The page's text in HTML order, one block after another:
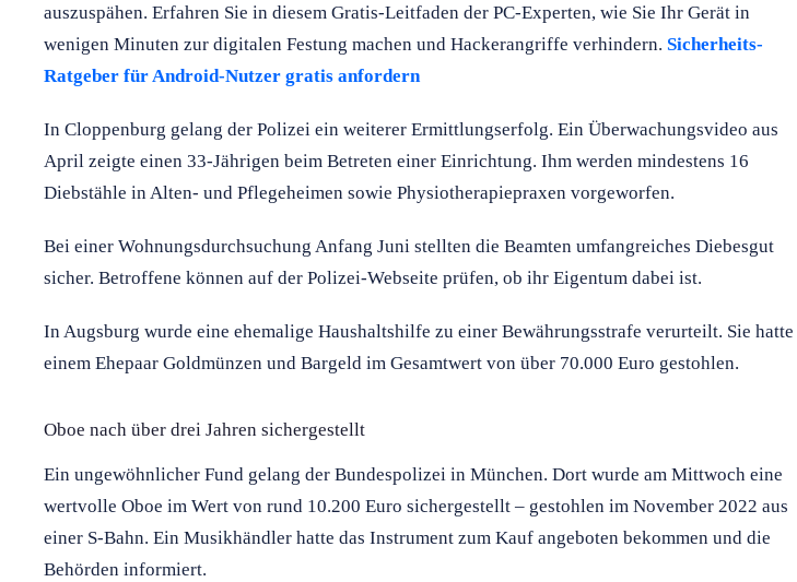
auszuspähen. Erfahren Sie in diesem Gratis-Leitfaden der PC-Experten, wie Sie Ihr Gerät in
wenigen Minuten zur digitalen Festung machen und Hackerangriffe verhindern. Sicherheits-
Ratgeber für Android-Nutzer gratis anfordern
In Cloppenburg gelang der Polizei ein weiterer Ermittlungserfolg. Ein Überwachungsvideo aus
April zeigte einen 33-Jährigen beim Betreten einer Einrichtung. Ihm werden mindestens 16
Diebstähle in Alten- und Pflegeheimen sowie Physiotherapiepraxen vorgeworfen.
Bei einer Wohnungsdurchsuchung Anfang Juni stellten die Beamten umfangreiches Diebesgut
sicher. Betroffene können auf der Polizei-Webseite prüfen, ob ihr Eigentum dabei ist.
In Augsburg wurde eine ehemalige Haushaltshilfe zu einer Bewährungsstrafe verurteilt. Sie hatte
einem Ehepaar Goldmünzen und Bargeld im Gesamtwert von über 70.000 Euro gestohlen.
Oboe nach über drei Jahren sichergestellt
Ein ungewöhnlicher Fund gelang der Bundespolizei in München. Dort wurde am Mittwoch eine
wertvolle Oboe im Wert von rund 10.200 Euro sichergestellt – gestohlen im November 2022 aus
einer S-Bahn. Ein Musikhändler hatte das Instrument zum Kauf angeboten bekommen und die
Behörden informiert.